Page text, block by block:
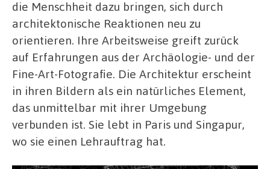
die Menschheit dazu bringen, sich durch
architektonische Reaktionen neu zu
orientieren. Ihre Arbeitsweise greift zurück
auf Erfahrungen aus der Archäologie- und der
Fine-Art-Fotografie. Die Architektur erscheint
in ihren Bildern als ein natürliches Element,
das unmittelbar mit ihrer Umgebung
verbunden ist. Sie lebt in Paris und Singapur,
wo sie einen Lehrauftrag hat.